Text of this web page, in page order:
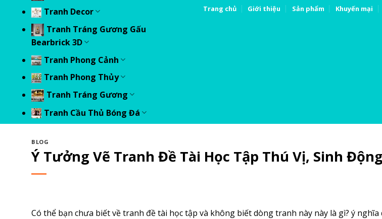
Tranh Decor
Tranh Tráng Gương Gấu
Bearbrick 3D
Tranh Phong Cảnh
Tranh Phong Thủy
Tranh Tráng Gương
Tranh Cầu Thủ Bóng Đá
Trang chủ Giới thiệu Sản phẩm Khuyến mại
BLOG
Ý Tưởng Vẽ Tranh Đề Tài Học Tập Thú Vị, Sinh
Có thể bạn chưa biết về tranh đề tài học tập và không biết dòng tranh này này là gì? ý nghĩa